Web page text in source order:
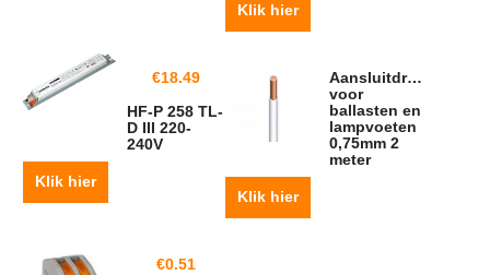
Klik hier
€18.49
HF-P 258 TL-
D III 220-
240V
Klik hier
Aansluitdraad
voor
ballasten en
lampvoeten
0,75mm 2
meter
Klik hier
€0.51